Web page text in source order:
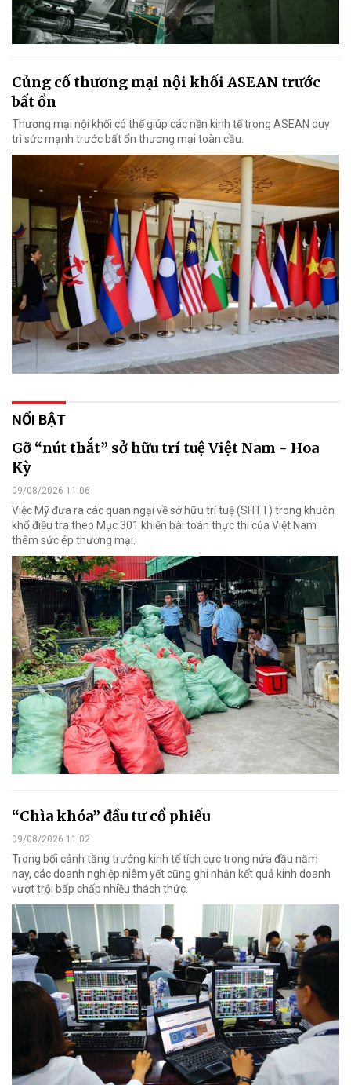
Củng cố thương mại nội khối ASEAN trước
bất ổn
Thương mại nội khối có thể giúp các nền kinh tế trong ASEAN duy
trì sức mạnh trước bất ổn thương mại toàn cầu.
NỔI BẬT
Gỡ “nút thắt” sở hữu trí tuệ Việt Nam - Hoa
Kỳ
09/08/2026 11:06
Việc Mỹ đưa ra các quan ngại về sở hữu trí tuệ (SHTT) trong khuôn
khổ điều tra theo Mục 301 khiến bài toán thực thi của Việt Nam
thêm sức ép thương mại.
“Chìa khóa” đầu tư cổ phiếu
09/08/2026 11:02
Trong bối cảnh tăng trưởng kinh tế tích cực trong nửa đầu năm
nay, các doanh nghiệp niêm yết cũng ghi nhận kết quả kinh doanh
vượt trội bấp chấp nhiều thách thức.